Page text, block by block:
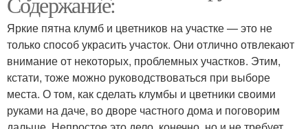
Яркие пятна клумб и цветников на участке — это не
только способ украсить участок. Они отлично отвлекают
внимание от некоторых, проблемных участков. Этим,
кстати, тоже можно руководствоваться при выборе
места. О том, как сделать клумбы и цветники своими
руками на даче, во дворе частного дома и поговорим